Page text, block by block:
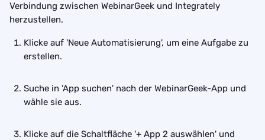
Verbindung zwischen WebinarGeek und Integrately
herzustellen.
Klicke auf 'Neue Automatisierung', um eine Aufgabe zu
erstellen.
Suche in 'App suchen' nach der WebinarGeek-App und
wähle sie aus.
Klicke auf die Schaltfläche '+ App 2 auswählen' und